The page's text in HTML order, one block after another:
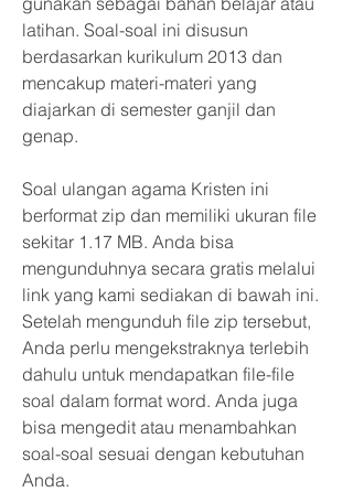
latihan. Soal-soal ini disusun
berdasarkan kurikulum 2013 dan
mencakup materi-materi yang
diajarkan di semester ganjil dan
genap.
Soal ulangan agama Kristen ini
berformat zip dan memiliki ukuran file
sekitar 1.17 MB. Anda bisa
mengunduhnya secara gratis melalui
link yang kami sediakan di bawah ini.
Setelah mengunduh file zip tersebut,
Anda perlu mengekstraknya terlebih
dahulu untuk mendapatkan file-file
soal dalam format word. Anda juga
bisa mengedit atau menambahkan
soal-soal sesuai dengan kebutuhan
Anda.